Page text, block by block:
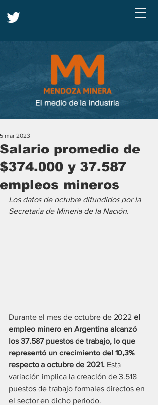
Salario promedio de
$374.000 y 37.587
empleos mineros
5 mar 2023
Los datos de octubre difundidos por la
Secretaria de Minería de la Nación.
Durante el mes de octubre de 2022 el
empleo minero en Argentina alcanzó
los 37.587 puestos de trabajo, lo que
representó un crecimiento del 10,3%
respecto a octubre de 2021. Esta
variación implica la creación de 3.518
puestos de trabajo formales directos en
el sector en dicho periodo.